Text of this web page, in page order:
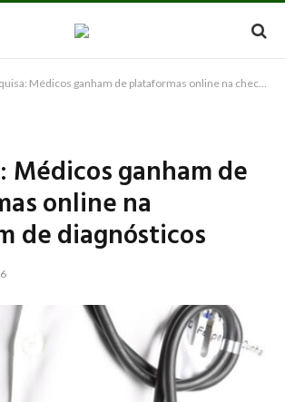
Médicos ganham de plataformas online na checagem de diagnósticos
Médicos ganham de
online na
de diagnósticos